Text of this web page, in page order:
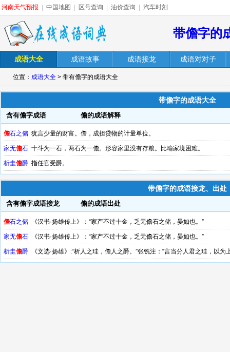
河南天气预报 中国地图 区号查询 油价查询 汽车时刻
带儋字的
成语大全 成语故事 成语接龙 成语对对子
位置： 成语大全 > 带有儋字的成语大全
带儋字的成语大全
含有儋字成语 儋的成语解释
儋石之储 犹言少量的财富。儋，成担贷物的计量单位。
家无儋石 十斗为一石，两石为一儋。形容家里没有存粮。比喻家境困难。
析圭儋爵 指任官受爵。
带儋字的成语接龙、出处
含有儋字成语接龙 儋的成语出处
儋石之储 《汉书·扬雄传上》：“家产不过十金，乏无儋石之储，晏如也。”
家无儋石 《汉书·扬雄传上》：“家产不过十金，乏无儋石之储，晏如也。”
析圭儋爵 《文选·扬雄》:“析人之珪，儋人之爵。”张铣注：“言当分人君之珪，以为